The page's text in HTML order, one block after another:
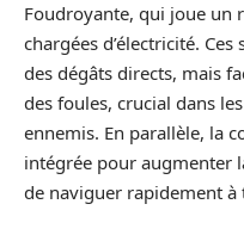
Foudroyante, qui joue un
chargées d’électricité.
des dégâts directs, mais
des foules, crucial dans
ennemis. En parallèle, la
intégrée pour augmenter
de naviguer rapidement à